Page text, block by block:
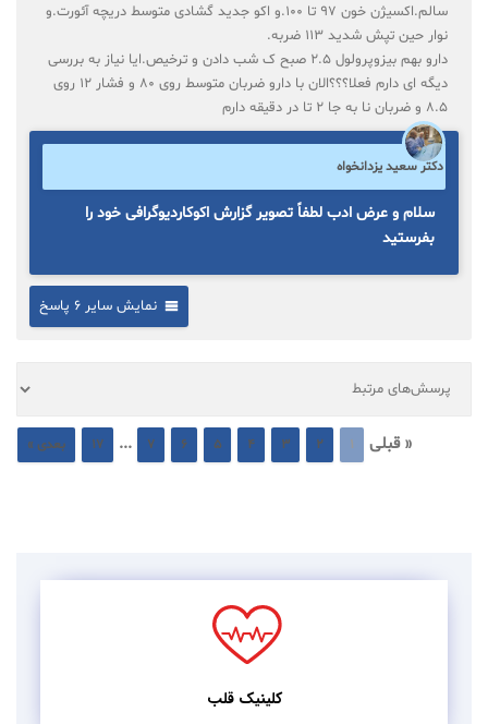
سالم.اکسیژن خون ۹۷ تا ۱۰۰.و اکو جدید گشادی متوسط دریچه آئورت.و
نوار حین تپش شدید ۱۱۳ ضربه.
دارو بهم بیزوپرولول ۲.۵ صبح ک شب دادن و ترخیص.ایا نیاز به بررسی
دیگه ای دارم فعلا؟؟؟الان با دارو ضربان متوسط روی ۸۰ و فشار ۱۲ روی
۸.۵ و ضربان نا به جا ۲ تا در دقیقه دارم
دکتر سعید یزدانخواه
سلام و عرض ادب لطفاً تصویر گزارش اکوکاردیوگرافی خود را
بفرستید
نمایش سایر 6 پاسخ
« قبلی 1
2
3
4
5
6
7
...
17 بعدی »
کلینیک قلب